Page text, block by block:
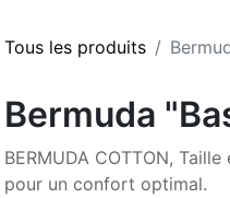
Tous les produits
Bermuda
BERMUDA COTTON,
pour un confort optimal.